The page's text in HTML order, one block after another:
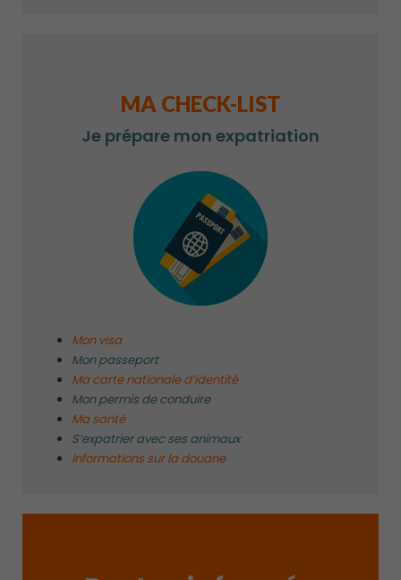
MA CHECK-LIST
Je prépare mon expatriation
Mon visa
Mon passeport
Ma carte nationale d’identité
Mon permis de conduire
Ma santé
S’expatrier avec ses animaux
Informations sur la douane